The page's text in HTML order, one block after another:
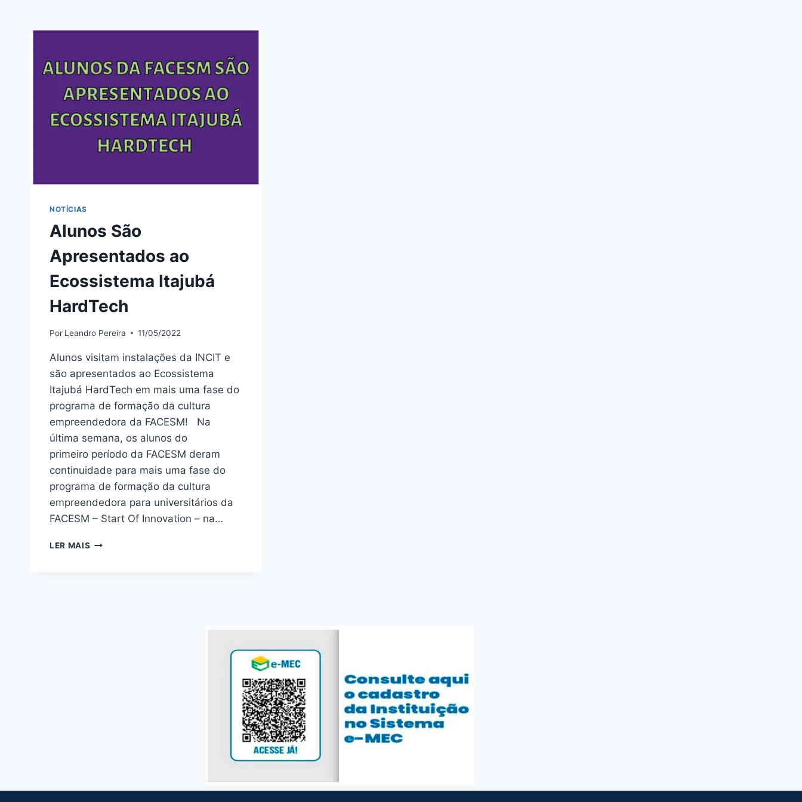
NOTÍCIAS
Alunos São
Apresentados ao
Ecossistema Itajubá
HardTech
Por Leandro Pereira 11/05/2022
Alunos visitam instalações da INCIT e
são apresentados ao Ecossistema
Itajubá HardTech em mais uma fase do
programa de formação da cultura
empreendedora da FACESM! Na
última semana, os alunos do
primeiro período da FACESM deram
continuidade para mais uma fase do
programa de formação da cultura
empreendedora para universitários da
FACESM – Start Of Innovation – na…
LER MAIS